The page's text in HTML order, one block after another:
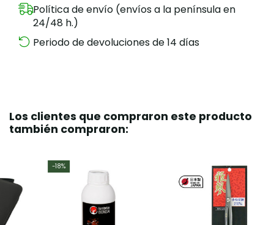
Política de envío (envíos a la península en
24/48 h.)
Periodo de devoluciones de 14 días
Los clientes que compraron este producto
también compraron: